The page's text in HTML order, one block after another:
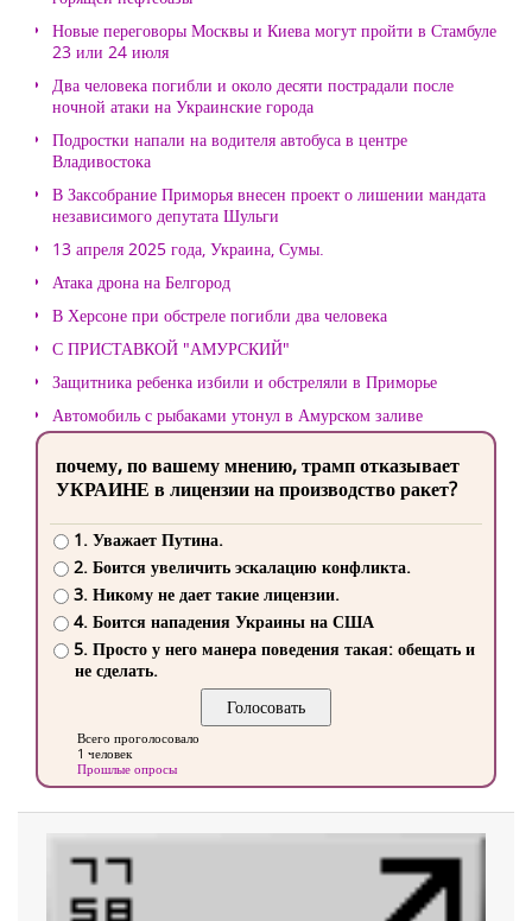
Новые переговоры Москвы и Киева могут пройти в Стамбуле
23 или 24 июля
Два человека погибли и около десяти пострадали после
ночной атаки на Украинские города
Подростки напали на водителя автобуса в центре
Владивостока
В Заксобрание Приморья внесен проект о лишении мандата
независимого депутата Шульги
13 апреля 2025 года, Украина, Сумы.
Атака дрона на Белгород
В Херсоне при обстреле погибли два человека
С ПРИСТАВКОЙ "АМУРСКИЙ"
Защитника ребенка избили и обстреляли в Приморье
Автомобиль с рыбаками утонул в Амурском заливе
почему, по вашему мнению, трамп отказывает
УКРАИНЕ в лицензии на производство ракет?
1. Уважает Путина.
2. Боится увеличить эскалацию конфликта.
3. Никому не дает такие лицензии.
4. Боится нападения Украины на США
5. Просто у него манера поведения такая: обещать и
не сделать.
Всего проголосовало
1 человек
Прошлые опросы